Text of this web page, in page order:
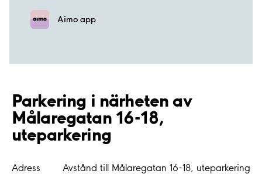
Aimo app
Parkering i närheten av
Målaregatan 16-18,
uteparkering
Adress Avstånd till Målaregatan 16-18, uteparkering